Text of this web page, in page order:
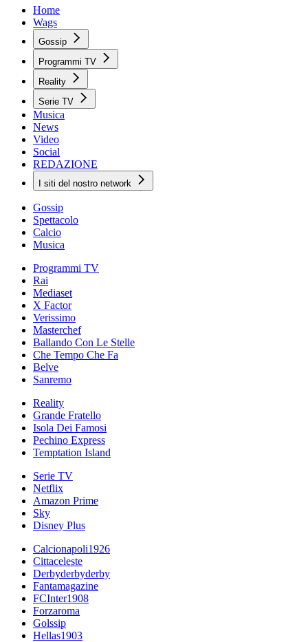
Home
Wags
Gossip
Programmi TV
Reality
Serie TV
Musica
News
Video
Social
REDAZIONE
I siti del nostro network
Gossip
Spettacolo
Calcio
Musica
Programmi TV
Rai
Mediaset
X Factor
Verissimo
Masterchef
Ballando Con Le Stelle
Che Tempo Che Fa
Belve
Sanremo
Reality
Grande Fratello
Isola Dei Famosi
Pechino Express
Temptation Island
Serie TV
Netflix
Amazon Prime
Sky
Disney Plus
Calcionapoli1926
Cittaceleste
Derbyderbyderby
Fantamagazine
FCInter1908
Forzaroma
Golssip
Hellas1903